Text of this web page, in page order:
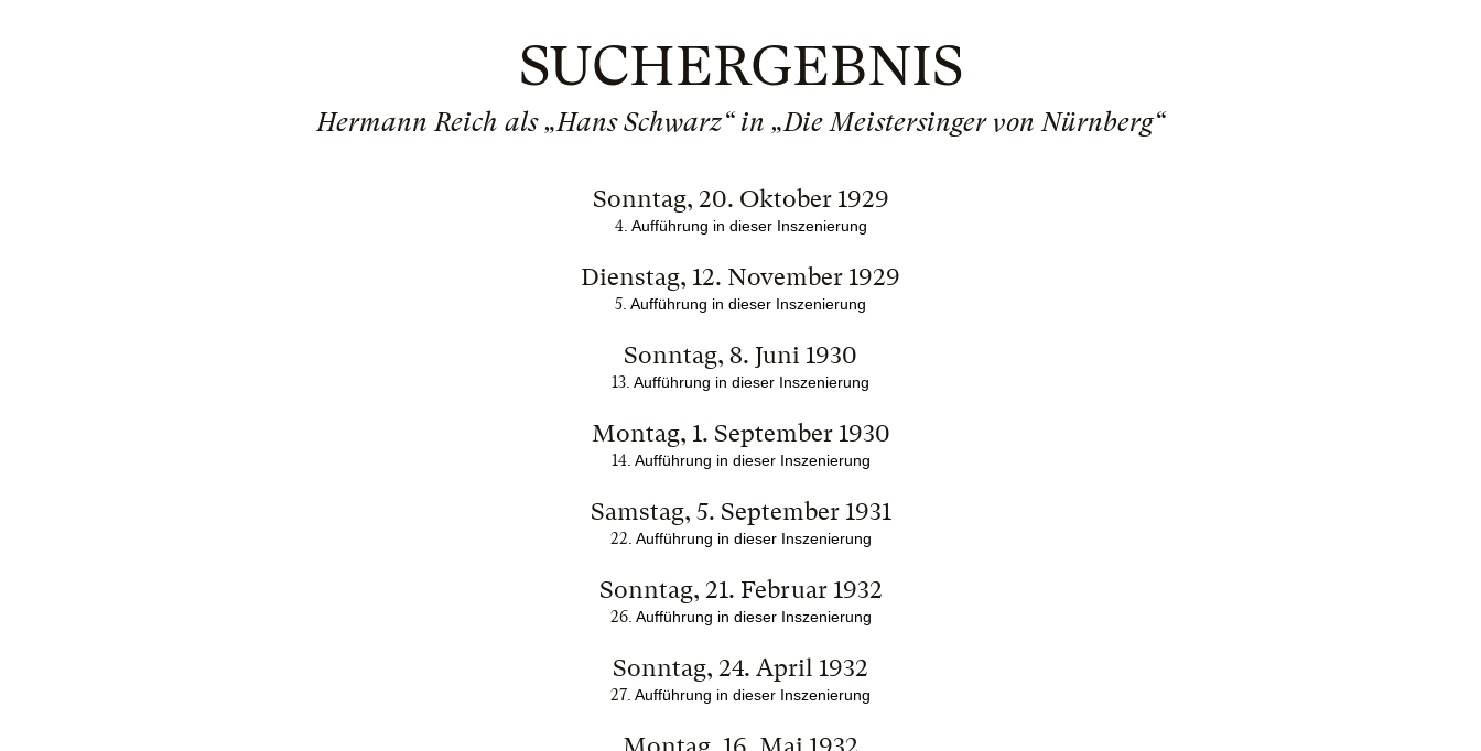
SUCHERGEBNIS
Hermann Reich als „Hans Schwarz“ in „Die Meistersinger von Nürnberg“
Sonntag, 20. Oktober 1929
4. Aufführung in dieser Inszenierung
Dienstag, 12. November 1929
5 . Aufführung in dieser Inszenierung
Sonntag, 8. Juni 1930
13 . Aufführung in dieser Inszenierung
Montag, 1. September 1930
14. Aufführung in dieser Inszenierung
Samstag, 5. September 1931
22 . Aufführung in dieser Inszenierung
Sonntag, 21. Februar 1932
26. Aufführung in dieser Inszenierung
Sonntag, 24. April 1932
27 . Aufführung in dieser Inszenierung